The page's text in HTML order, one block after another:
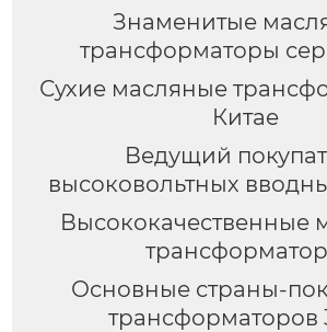
Знаменитые
трансформаторы
Сухие масляные
Китае
Ведущий
высоковольтных
Высококачественные
Основные страны-
трансформаторов